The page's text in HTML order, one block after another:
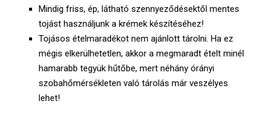
Mindig friss, ép, látható szennyeződésektől mentes
tojást használjunk a krémek készítéséhez!
Tojásos ételmaradékot nem ajánlott tárolni. Ha ez
mégis elkerülhetetlen, akkor a megmaradt ételt minél
hamarabb tegyük hűtőbe, mert néhány órányi
szobahőmérsékleten való tárolás már veszélyes
lehet!